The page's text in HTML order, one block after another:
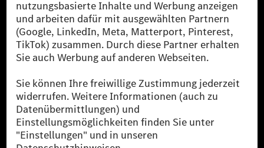
Ladestation noch kein Strom aus erneuerbaren Energien vorliegt,
verwendet Renewable Charging Grünstromzertifikate*. Diese stellen
sicher, dass für Ladevorgänge über MB.CHARGE Public eine äquivalente
Strommenge aus erneuerbaren Energien ins Stromnetz eingespeist wird.
Sie stammen ausschließlich aus Wind- und Solarkraftanlagen, die jünger
als sechs Jahre sind.
* Inkl. EKOenergy Ökolabel
* Die angegebenen Werte wurden nach dem vorgeschriebenen
Messverfahren WLTP (Worldwide harmonised Light vehicles Test
Procedure) ermittelt. Die angegebenen Spannweiten beziehen sich auf
den europäischen Markt. Der Energieverbrauch und der CO₂-Ausstoß
eines Pkw sind nicht nur von der effizienten Ausnutzung des Kraftstoffs
bzw. des Energieträgers durch den Pkw, sondern auch vom Fahrstil und
anderen nichttechnischen Faktoren abhängig.